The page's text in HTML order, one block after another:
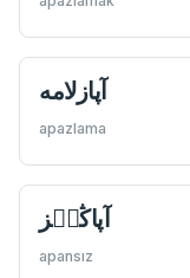
آپازلامه‌
apazlama
آپاڭسٖز
apansız